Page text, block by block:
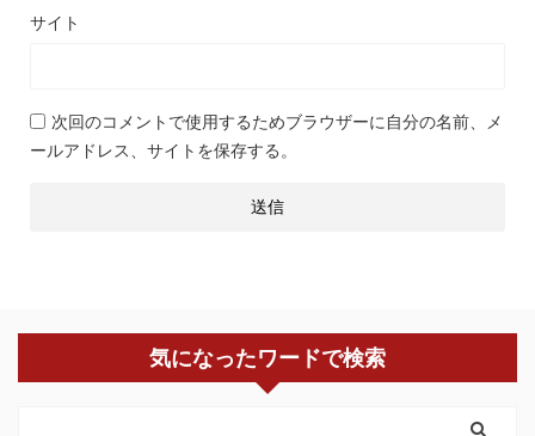
サイト
次回のコメントで使用するためブラウザーに自分の名前、メ
ールアドレス、サイトを保存する。
気になったワードで検索